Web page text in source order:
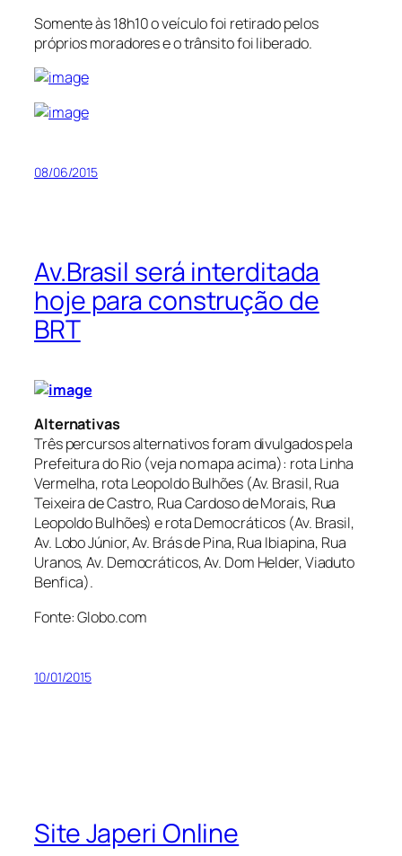
Somente às 18h10 o veículo foi retirado pelos
próprios moradores e o trânsito foi liberado.
08/06/2015
Av.Brasil será interditada
hoje para construção de
BRT
Alternativas
Três percursos alternativos foram divulgados pela
Prefeitura do Rio (veja no mapa acima): rota Linha
Vermelha, rota Leopoldo Bulhões (Av. Brasil, Rua
Teixeira de Castro, Rua Cardoso de Morais, Rua
Leopoldo Bulhões) e rota Democráticos (Av. Brasil,
Av. Lobo Júnior, Av. Brás de Pina, Rua Ibiapina, Rua
Uranos, Av. Democráticos, Av. Dom Helder, Viaduto
Benfica).
Fonte: Globo.com
10/01/2015
Site Japeri Online